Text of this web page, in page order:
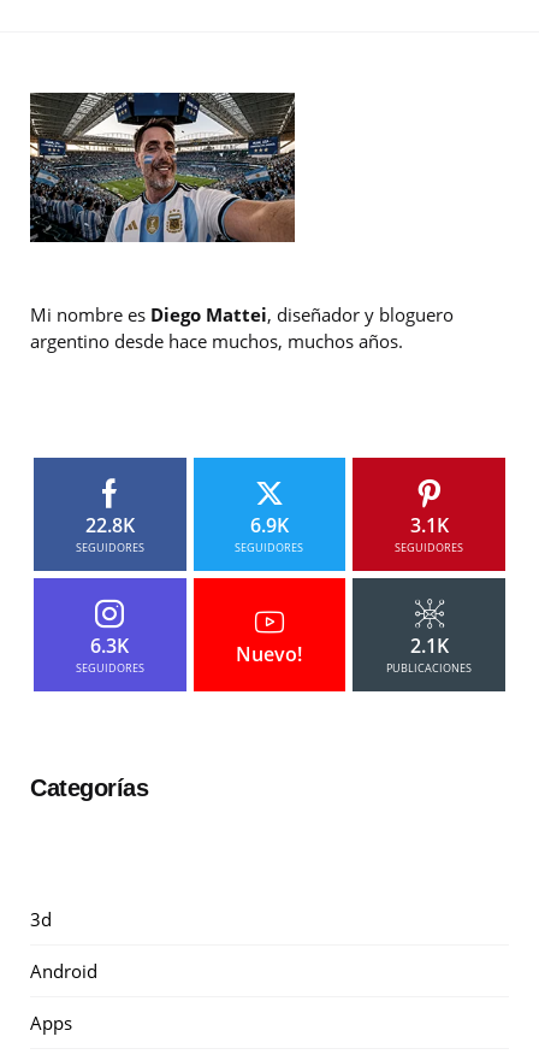
Mi nombre es Diego Mattei, diseñador y bloguero
argentino desde hace muchos, muchos años.
22.8K
SEGUIDORES
6.9K
SEGUIDORES
3.1K
SEGUIDORES
6.3K
SEGUIDORES
Nuevo! 2.1K
PUBLICACIONES
Categorías
3d
Android
Apps